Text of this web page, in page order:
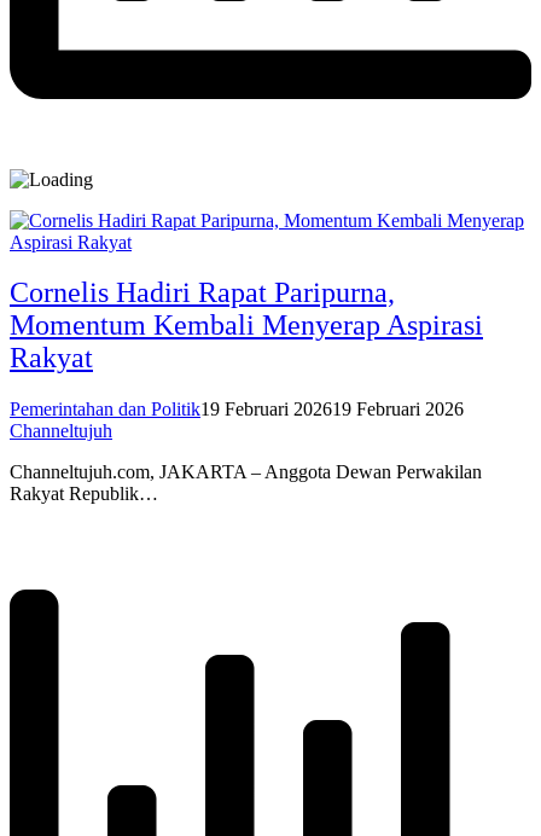
Cornelis Hadiri Rapat Paripurna,
Momentum Kembali Menyerap Aspirasi
Rakyat
Pemerintahan dan Politik19 Februari 202619 Februari 2026
Channeltujuh
Channeltujuh.com, JAKARTA – Anggota Dewan Perwakilan
Rakyat Republik…